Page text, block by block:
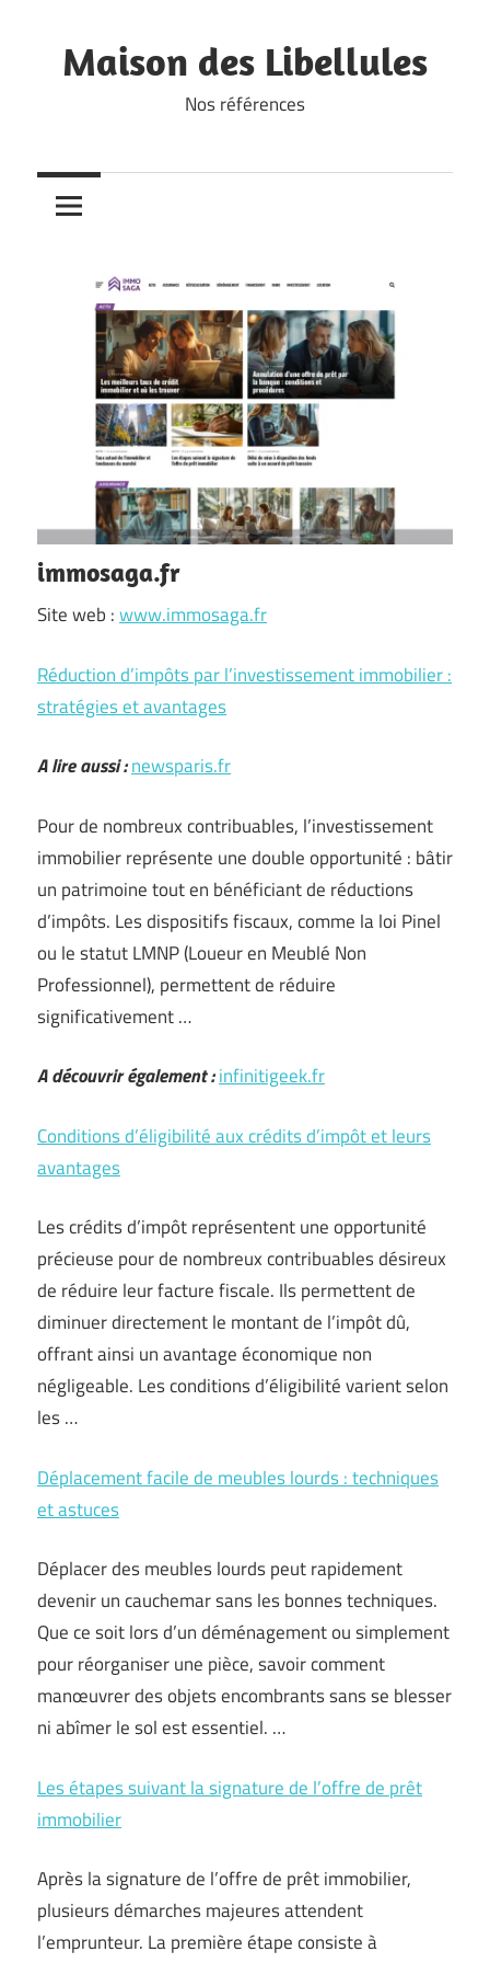
content
Maison des Libellules
Nos références
immosaga.fr
Site web :www.immosaga.fr
Réduction d’impôts par l’investissement immobilier :
stratégies et avantages
A lire aussi :newsparis.fr
Pour de nombreux contribuables, l’investissement
immobilier représente une double opportunité : bâtir
un patrimoine tout en bénéficiant de réductions
d’impôts. Les dispositifs fiscaux, comme la loi Pinel
ou le statut LMNP (Loueur en Meublé Non
Professionnel), permettent de réduire
significativement …
A découvrir également :infinitigeek.fr
Conditions d’éligibilité aux crédits d’impôt et leurs
avantages
Les crédits d’impôt représentent une opportunité
précieuse pour de nombreux contribuables désireux
de réduire leur facture fiscale. Ils permettent de
diminuer directement le montant de l’impôt dû,
offrant ainsi un avantage économique non
négligeable. Les conditions d’éligibilité varient selon
les …
Déplacement facile de meubles lourds : techniques
et astuces
Déplacer des meubles lourds peut rapidement
devenir un cauchemar sans les bonnes techniques.
Que ce soit lors d’un déménagement ou simplement
pour réorganiser une pièce, savoir comment
manœuvrer des objets encombrants sans se blesser
ni abîmer le sol est essentiel. …
Les étapes suivant la signature de l’offre de prêt
immobilier
Après la signature de l’offre de prêt immobilier,
plusieurs démarches majeures attendent
l’emprunteur. La première étape consiste à